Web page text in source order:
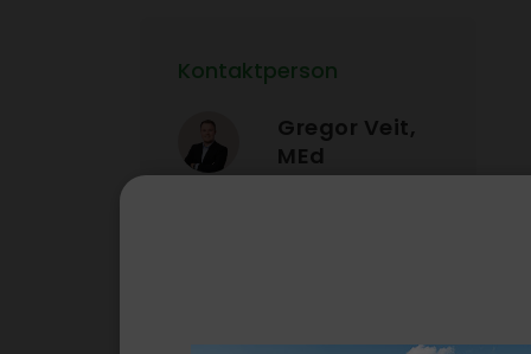
Kontakt­person
Gregor Veit,
MEd